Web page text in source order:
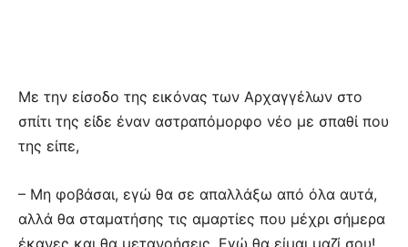
Με την είσοδο της εικόνας των Αρχαγγέλων στο
σπίτι της είδε έναν αστραπόμορφο νέο με σπαθί που
της είπε,
– Μη φοβάσαι, εγώ θα σε απαλλάξω από όλα αυτά,
αλλά θα σταματήσης τις αμαρτίες που μέχρι σήμερα
έκανες και θα μετανοήσεις. Εγώ θα είμαι μαζί σου!